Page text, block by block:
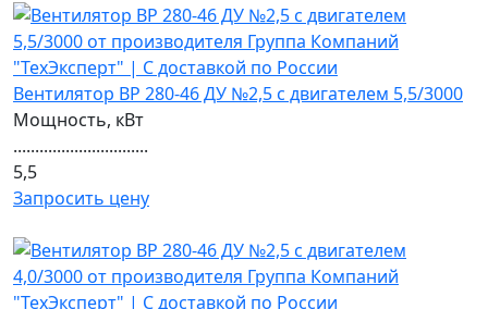
Вентилятор ВР 280-46 ДУ №2,5 с двигателем 5,5/3000
Мощность, кВт
...............................
5,5
Запросить цену